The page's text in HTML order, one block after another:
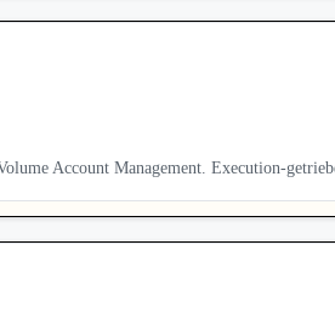
Account Management. Execution-